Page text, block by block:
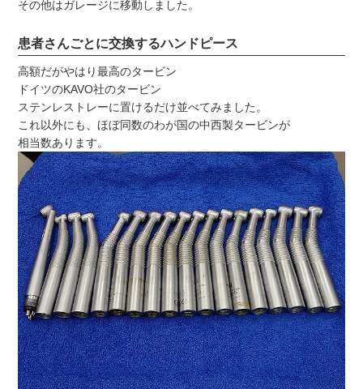
その他はガレージに移動しました。
患者さんごとに交換するハンドピース
高額だがやはり最高のタービン
ドイツのKAVO社のタービン
ステンレストレーに置けるだけ並べてみました。
これ以外にも、ほぼ同数のわが国の中西製タービンが
相当数あります。